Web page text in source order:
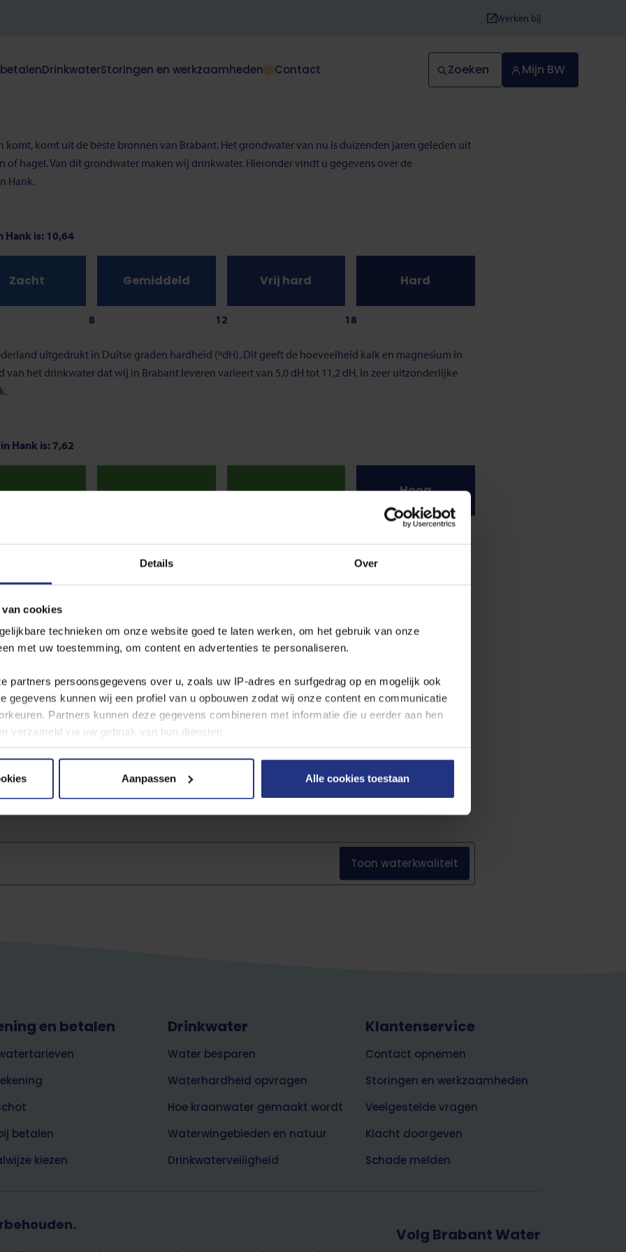
Details Over
cookies
technieken om onze website goed te laten werken, om het gebruik van onze
met uw toestemming, om content en advertenties te personaliseren.
partners persoonsgegevens over u, zoals uw IP‑adres en surfgedrag op en mogelijk ook
gegevens kunnen wij een profiel van u opbouwen zodat wij onze content en communicatie
Partners kunnen deze gegevens combineren met informatie die u eerder aan hen
verzameld via uw gebruik van hun diensten.
moment wijzigen of intrekken via de cookie instellingen button rechts onderaan de
Aanpassen Alle cookies toestaan
Drinkwater
Dit
open
of
Storingen en werkzaamheden Contact
Werken bij
Zoeken Mijn BW
komt, komt uit de beste bronnen van Brabant. Het grondwater van nu is duizenden jaren geleden uit
of hagel. Van dit grondwater maken wij drinkwater. Hieronder vindt u gegevens over de
Hank.
Hank is: 10,64
Zacht
8
Gemiddeld
12
Vrij hard
18
Hard
uitgedrukt in Duitse graden hardheid (ºdH). Dit geeft de hoeveelheid kalk en magnesium in
het drinkwater dat wij in Brabant leveren varieert van 5,0 dH tot 11,2 dH. In zeer uitzonderlijke
Hank is: 7,62
Neutraal Neutraal Neutraal Hoog
7. Onder de 7, noemen we het water zuur. En is de pH-waarde groter dan 7, dan is het niet-zuur.
de norm voor drinkwater. De meest optimale waarde ligt tussen de 7,8 en de 8,3 pH.
waterproductiebedrijf. Voor drinkwater gelden strenge wettelijke eisen. Benieuwd naar de
Open dan de pdf van het waterproductiebedrijf. Het betreft een voortschrijdende rapportage
bijgewerkt. U kunt hieruit afleiden dat ons water voldoet aan alle wettelijke eisen.
naar dejaarcijfers per productielocatie.
plaatsen
Toon waterkwaliteit
en betalen
betalen
kiezen
Drinkwater
Water besparen
Waterhardheid opvragen
Hoe kraanwater gemaakt wordt
Waterwingebieden en natuur
Drinkwaterveiligheid
Klantenservice
Contact opnemen
Storingen en werkzaamheden
Veelgestelde vragen
Klacht doorgeven
Schade melden
Volg Brabant Water